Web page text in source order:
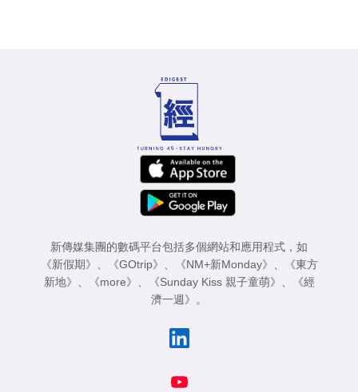
新傳媒集團的數碼平台包括多個網站和應用程式，如
《新假期》
《GOtrip》 《NM+新Monday》
《東方
新地》
《more》 《Sunday Kiss 親子童萌》
《經
濟一週》
。